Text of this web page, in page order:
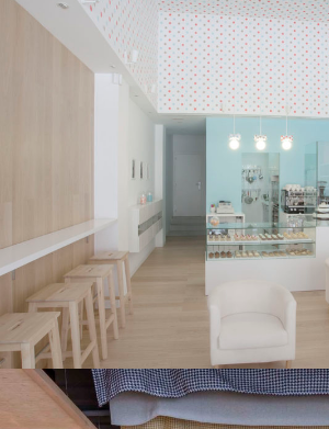
Tres Cucharitas
CONSTRUCCIÓN / RETAIL